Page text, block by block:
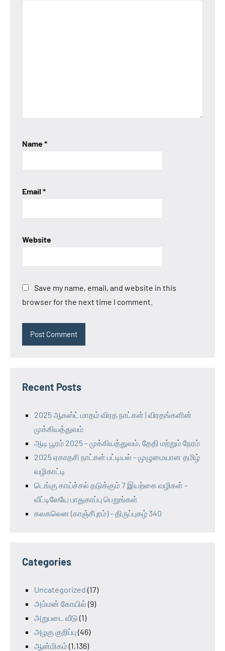
Name*
Email *
Website
Save my name, email, and website in this
browser for the next time I comment.
Recent Posts
2025 ஆகஸ்ட் மாதம் விரத நாட்கள் | விரதங்களின்
முக்கியத்துவம்
ஆடி பூரம் 2025 – முக்கியத்துவம், தேதி மற்றும் நேரம்
2025 ஏகாதசி நாட்கள் பட்டியல் – முழுமையான தமிழ்
வழிகாட்டி
டெங்கு காய்ச்சல் தடுக்கும் 7 இயற்கை வழிகள் –
வீட்டிலேயே பாதுகாப்பு பெறுங்கள்
கலகலென (காஞ்சீபுரம்) – திருப்புகழ் 340
Categories
Uncategorized (17)
அம்மன் கோயில் (9)
அறுபடை வீடு (1)
அழகு குறிப்பு (46)
ஆன்மிகம்(1,136)